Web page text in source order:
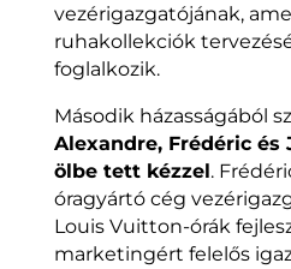
vezérigazgatójának,
ruhakollekciók
foglalkozik.
Második házasságából
Alexandre, Frédéric és
ölbe tett kézzel.
óragyártó cég
Louis Vuitton-órák
marketingért felelős